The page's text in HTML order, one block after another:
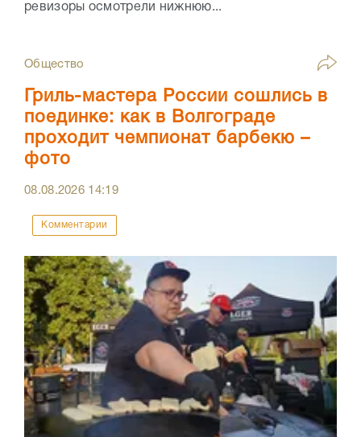
ревизоры осмотрели нижнюю...
Общество
Гриль-мастера России сошлись в
поединке: как в Волгограде
проходит чемпионат барбекю –
фото
08.08.2026 14:19
Комментарии